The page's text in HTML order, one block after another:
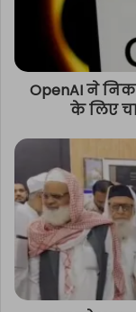
OpenAI ने
के लिए